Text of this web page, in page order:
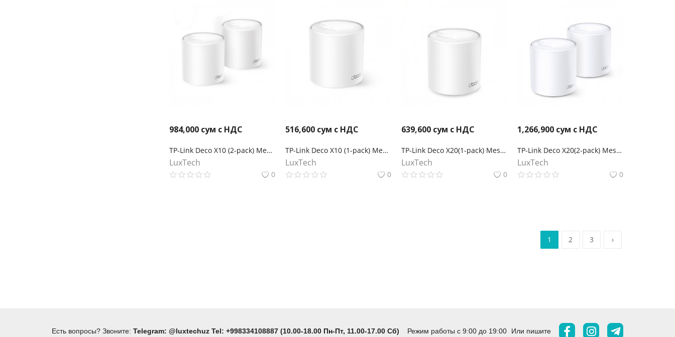
984,000 сум с НДС
TP-Link Deco X10 (2-pack) Mesh-система AX1500
LuxTech
0
516,600 сум с НДС
TP-Link Deco X10 (1-pack) Mesh-модуль AX1500
LuxTech
0
639,600 сум с НДС
TP-Link Deco X20(1-pack) Mesh-модуль AX1800
LuxTech
0
1,266,900 сум с НДС
TP-Link Deco X20(2-pack) Mesh-система AX1800
LuxTech
0
1 2 3 ›
Есть вопросы? Звоните: Telegram: @luxtechuz Tel: +998334108887 (10.00-18.00 Пн-Пт, 11.00-17.00 Сб) Режим работы с 9:00 до 19:00 Или пишите